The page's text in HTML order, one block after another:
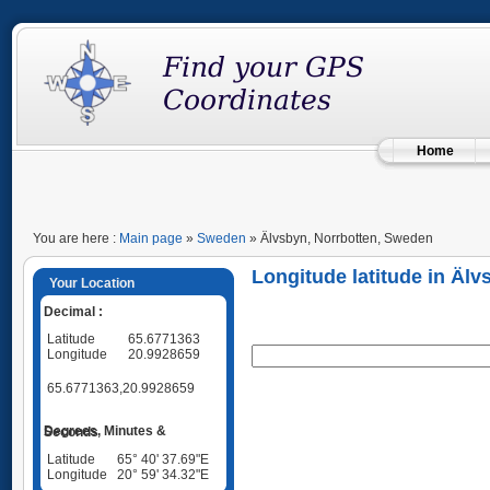
Home
You are here : Main page » Sweden » Älvsbyn, Norrbotten, Sweden
Your Location
Decimal :
Latitude
65.6771363
Longitude
20.9928659
65.6771363,20.9928659
Degrees, Minutes & Seconds
Latitude
65° 40' 37.69"E
Longitude
20° 59' 34.32"E
Longitude latitude in